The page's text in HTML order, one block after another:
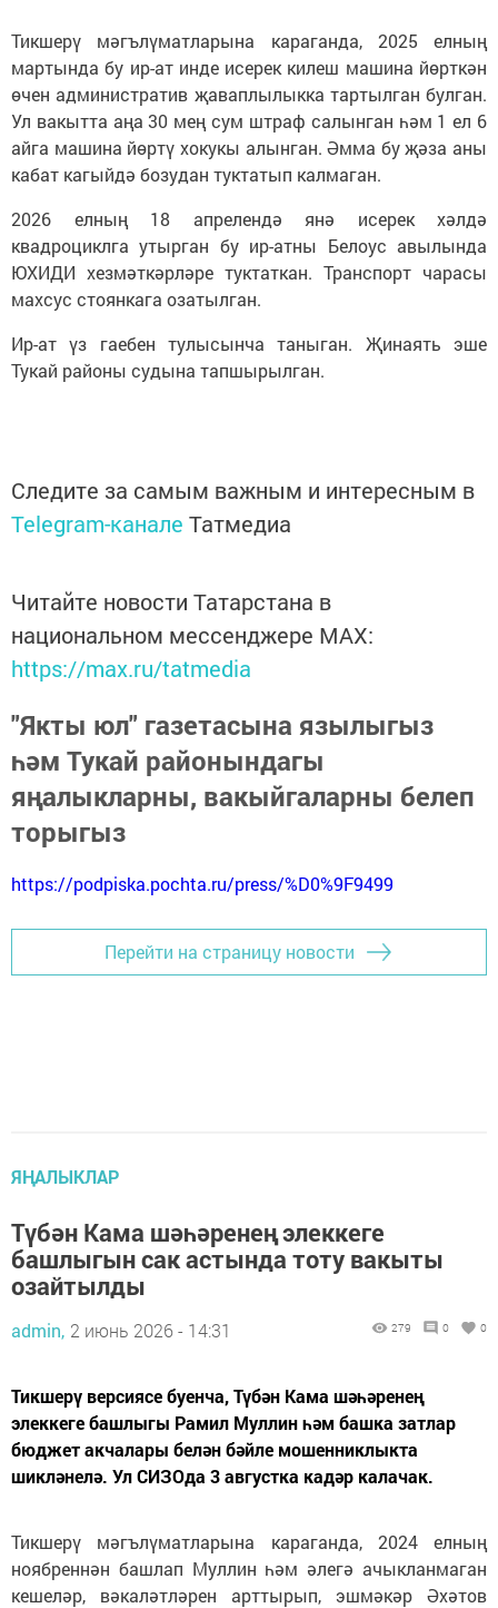
Тикшерү мәгълүматларына караганда, 2025 елның
мартында бу ир-ат инде исерек килеш машина йөрткән
өчен административ җаваплылыкка тартылган булган.
Ул вакытта аңа 30 мең сум штраф салынган һәм 1 ел 6
айга машина йөртү хокукы алынган. Әмма бу җәза аны
кабат кагыйдә бозудан туктатып калмаган.
2026 елның 18 апрелендә янә исерек хәлдә
квадроциклга утырган бу ир-атны Белоус авылында
ЮХИДИ хезмәткәрләре туктаткан. Транспорт чарасы
махсус стоянкага озатылган.
Ир-ат үз гаебен тулысынча таныган. Җинаять эше
Тукай районы судына тапшырылган.
Следите за самым важным и интересным в
Telegram-канале Татмедиа
Читайте новости Татарстана в
национальном мессенджере MАХ:
https://max.ru/tatmedia
"Якты юл" газетасына язылыгыз
һәм Тукай районындагы
яңалыкларны, вакыйгаларны белеп
торыгыз
https://podpiska.pochta.ru/press/%D0%9F9499
Перейти на страницу новости
ЯҢАЛЫКЛАР
Түбән Кама шәһәренең элеккеге
башлыгын сак астында тоту вакыты
озайтылды
admin, 2 июнь 2026 - 14:31 279 0 0
Тикшерү версиясе буенча, Түбән Кама шәһәренең
элеккеге башлыгы Рамил Муллин һәм башка затлар
бюджет акчалары белән бәйле мошенниклыкта
шикләнелә. Ул СИЗОда 3 августка кадәр калачак.
Тикшерү мәгълүматларына караганда, 2024 елның
ноябреннән башлап Муллин һәм әлегә ачыкланмаган
кешеләр, вәкаләтләрен арттырып, эшмәкәр Әхәтов